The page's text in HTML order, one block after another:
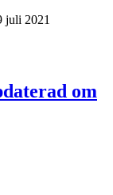
juli 2021
om